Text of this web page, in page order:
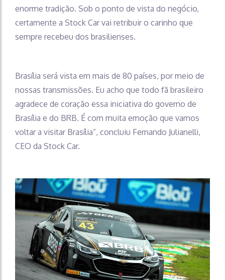
enorme tradição. Sob o ponto de vista do negócio,
certamente a Stock Car vai retribuir o carinho que
sempre recebeu dos brasilienses.
Brasília será vista em mais de 80 países, por meio de
nossas transmissões. Eu acho que todo fã brasileiro
agradece de coração essa iniciativa do governo de
Brasília e do BRB. É com muita emoção que vamos
voltar a visitar Brasília”, concluiu Fernando Julianelli,
CEO da Stock Car.